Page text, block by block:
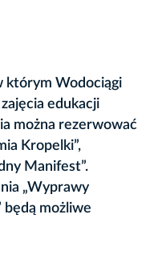
którym Wodociągi
edukacji
można rezerwować
Kropelki”,
Manifest”.
„Wyprawy
będą możliwe